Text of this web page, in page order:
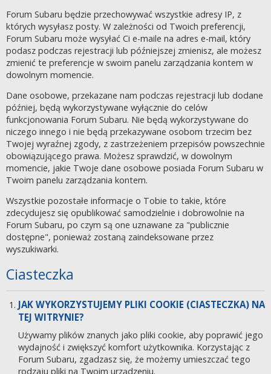
Forum Subaru będzie przechowywać wszystkie adresy IP, z
których wysyłasz posty. W zależności od Twoich preferencji,
Forum Subaru może wysyłać Ci e-maile na adres e-mail, który
podasz podczas rejestracji lub późniejszej zmienisz, ale możesz
zmienić te preferencje w swoim panelu zarządzania kontem w
dowolnym momencie.
Dane osobowe, przekazane nam podczas rejestracji lub dodane
później, będą wykorzystywane wyłącznie do celów
funkcjonowania Forum Subaru. Nie będą wykorzystywane do
niczego innego i nie będą przekazywane osobom trzecim bez
Twojej wyraźnej zgody, z zastrzeżeniem przepisów powszechnie
obowiązującego prawa. Możesz sprawdzić, w dowolnym
momencie, jakie Twoje dane osobowe posiada Forum Subaru w
Twoim panelu zarządzania kontem.
Wszystkie pozostałe informacje o Tobie to takie, które
zdecydujesz się opublikować samodzielnie i dobrowolnie na
Forum Subaru, po czym są one uznawane za "publicznie
dostępne", ponieważ zostaną zaindeksowane przez
wyszukiwarki.
Ciasteczka
JAK WYKORZYSTUJEMY PLIKI COOKIE (CIASTECZKA) NA
TEJ WITRYNIE?
Używamy plików znanych jako pliki cookie, aby poprawić jego
wydajność i zwiększyć komfort użytkownika. Korzystając z
Forum Subaru, zgadzasz się, że możemy umieszczać tego
rodzaju pliki na Twoim urządzeniu.